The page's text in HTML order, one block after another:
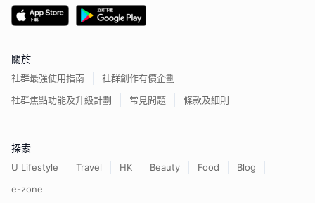
關於
社群最強使用指南
社群創作有價企劃
社群焦點功能及升級計劃
常見問題 條款及細則
探索
U Lifestyle Travel HK Beauty Food
Blog
e-zone